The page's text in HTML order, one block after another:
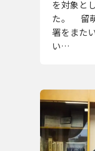
を対象と
た。 留
署をまた
い…